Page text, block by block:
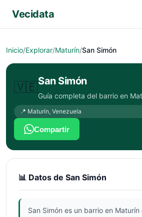
Vecidata
Inicio/Explorar/Maturín/San Simón
🇻🇪San Simón
Guía completa del barrio en
📍 Maturín, Venezuela
Compartir
📊 Datos de San Simón
San Simón es un barrio en